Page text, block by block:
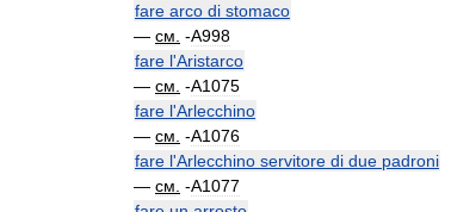
fare arco di stomaco
— см -A998
fare l'Aristarco
— см -A1075
fare l'Arlecchino
— см -A1076
fare l'Arlecchino servitore di due padroni
— см -A1077